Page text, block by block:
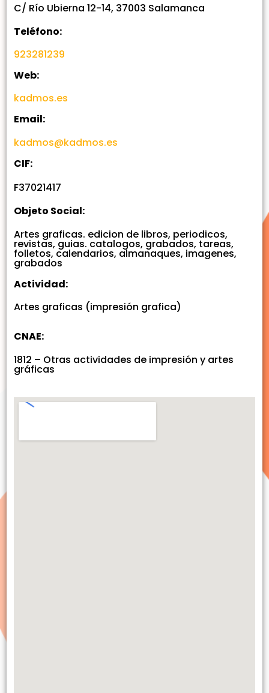
C/ Río Ubierna 12-14, 37003 Salamanca
Teléfono:
923281239
Web:
kadmos.es
Email:
kadmos@kadmos.es
CIF:
F37021417
Objeto Social:
Artes graficas. edicion de libros, periodicos,
revistas, guias. catalogos, grabados, tareas,
folletos, calendarios, almanaques, imagenes,
grabados
Actividad:
Artes graficas (impresión grafica)
CNAE:
1812 – Otras actividades de impresión y artes
gráficas